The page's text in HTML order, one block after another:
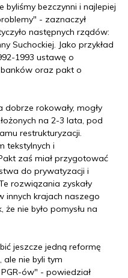
byliśmy bezczynni i najlepiej
- zaznaczył
następnych rządów:
Suchockiej. Jako przykład
1993 ustawę o
oraz pakt o
rokowały, mogły
na 2-3 lata, pod
restrukturyzacji.
tekstylnych i
zaś miał przygotować
do prywatyzacji i
rozwiązania zyskały
innych krajach naszego
nie było pomysłu na
jeszcze jedną reformę
nie byli tym
ów" - powiedział